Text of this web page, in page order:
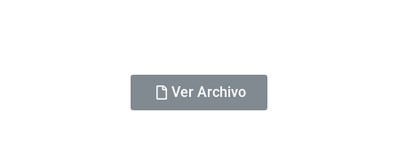
Ver Archivo